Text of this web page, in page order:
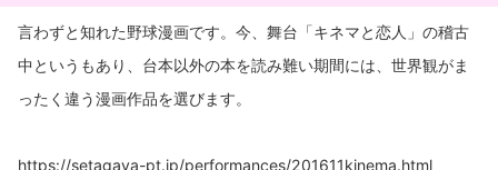
言わずと知れた野球漫画です。今、舞台「キネマと恋人」の稽古
中というもあり、台本以外の本を読み難い期間には、世界観がま
ったく違う漫画作品を選びます。
https://setagaya-pt.jp/performances/201611kinema.html